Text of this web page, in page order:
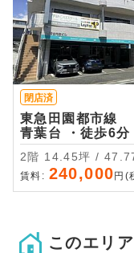
閉店済
東急田園都市線
青葉台 ・徒歩6分
2階 14.45坪 /
賃料: 240,000 円(
このエリ